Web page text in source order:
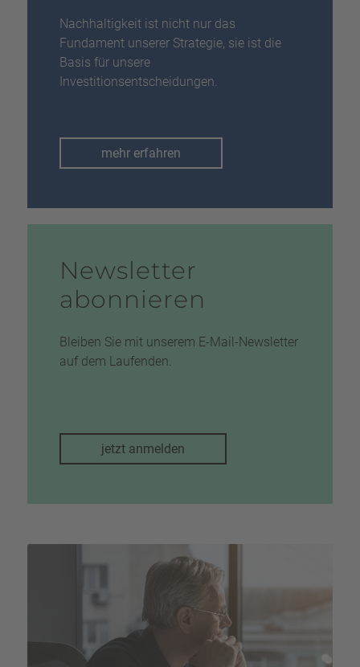
Nachhaltigkeit ist nicht nur das
Fundament unserer Strategie, sie ist die
Basis für unsere
Investitionsentscheidungen.
mehr erfahren
Newsletter
abonnieren
Bleiben Sie mit unserem E-Mail-Newsletter
auf dem Laufenden.
jetzt anmelden